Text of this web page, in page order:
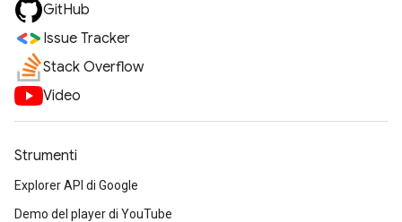
GitHub
Issue Tracker
Stack Overflow
Video
Strumenti
Explorer API di Google
Demo del player di YouTube